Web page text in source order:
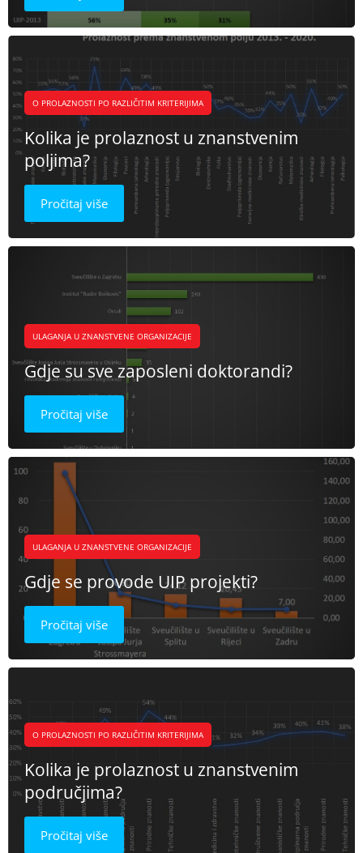
O PROLAZNOSTI PO RAZLIČITIM KRITERIJIMA
Kolika je prolaznost u znanstvenim
poljima?
Pročitaj više
ULAGANJA U ZNANSTVENE ORGANIZACIJE
Gdje su sve zaposleni doktorandi?
Pročitaj više
ULAGANJA U ZNANSTVENE ORGANIZACIJE
Gdje se provode UIP projekti?
Pročitaj više
O PROLAZNOSTI PO RAZLIČITIM KRITERIJIMA
Kolika je prolaznost u znanstvenim
područjima?
Pročitaj više